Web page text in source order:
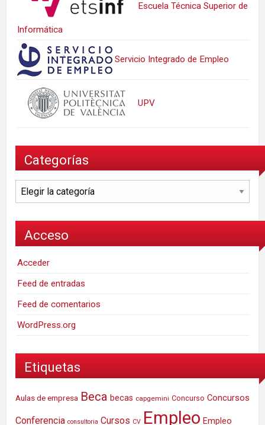
Escuela Técnica Superior de
Informática
Servicio Integrado de Empleo
UPV
Categorías
Categorías
Acceso
Acceder
Feed de entradas
Feed de comentarios
WordPress.org
Etiquetas
Aulas de empresa Beca becas capgemini Concurso Concursos
Conferencia consultoria Cursos CV Empleo Empleo